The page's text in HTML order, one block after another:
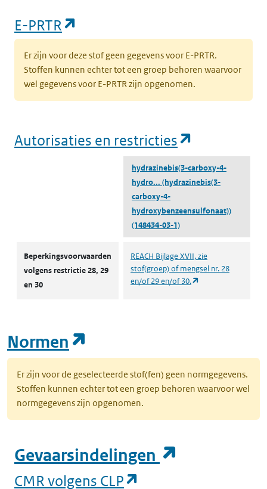
E-PRTR
Er zijn voor deze stof geen gegevens voor E-PRTR.
Stoffen kunnen echter tot een groep behoren waarvoor
wel gegevens voor E-PRTR zijn opgenomen.
Autorisaties en restricties
hydrazinebis(3-carboxy-4-
hydro... (hydrazinebis(3-
carboxy-4-
hydroxybenzeensulfonaat))
(148434-03-1)
Beperkingsvoorwaarden
volgens restrictie 28, 29
en 30
REACH Bijlage XVII, zie
stof(groep) of mengsel nr. 28
en/of 29 en/of 30.
Normen
Er zijn voor de geselecteerde stof(fen) geen normgegevens.
Stoffen kunnen echter tot een groep behoren waarvoor wel
normgegevens zijn opgenomen.
Gevaarsindelingen
CMR volgens CLP